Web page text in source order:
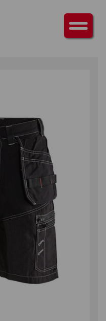
/ HANTVERKSSHORTS